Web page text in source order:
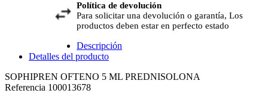
Política de devolución
Para solicitar una devolución o garantía, Los
productos deben estar en perfecto estado
Descripción
Detalles del producto
SOPHIPREN OFTENO 5 ML PREDNISOLONA
Referencia 100013678